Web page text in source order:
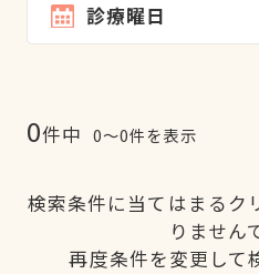
診療曜日
0件中 0〜0件を表示
検索条件に当てはまるク
りません
再度条件を変更して